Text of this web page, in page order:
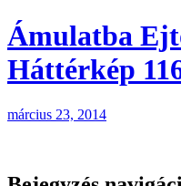
Ámulatba
Háttérkép
március 23, 2014